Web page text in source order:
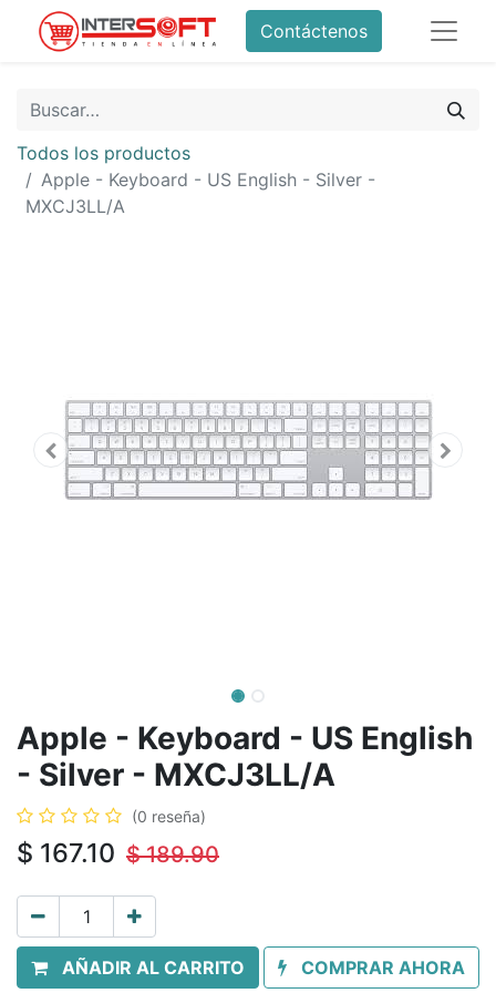
Contáctenos
Todos los productos
Apple - Keyboard - US English - Silver -
MXCJ3LL/A
Apple - Keyboard - US English
- Silver - MXCJ3LL/A
(0 reseña)
$ 167.10 $189.90
AÑADIR AL CARRITO COMPRAR AHORA